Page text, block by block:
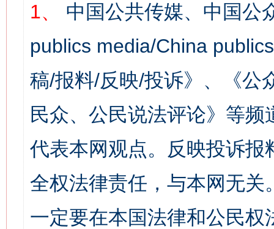
1、
中国公共传媒、中国公
publics media/China
稿/报料/反映/投诉》、《公
民众、公民说法评论》等
代表本网观点。反映投诉
全权法律责任，与本网无
一定要在本国法律和公民